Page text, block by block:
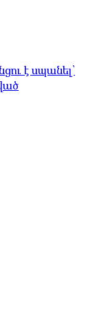
է սպանել՝